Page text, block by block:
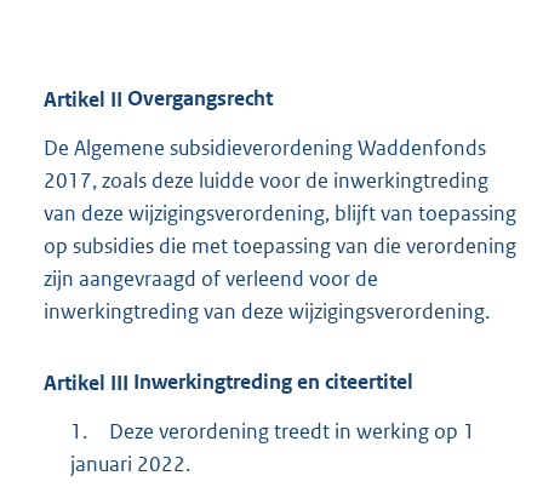
Artikel II Overgangsrecht
De Algemene subsidieverordening Waddenfonds
2017, zoals deze luidde voor de inwerkingtreding
van deze wijzigingsverordening, blijft van toepassing
op subsidies die met toepassing van die verordening
zijn aangevraagd of verleend voor de
inwerkingtreding van deze wijzigingsverordening.
Artikel III Inwerkingtreding en citeertitel
1.
Deze verordening treedt in werking op 1
januari 2022.